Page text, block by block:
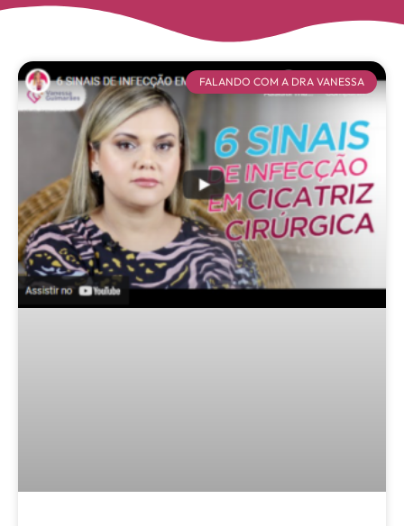
FALANDO COM A DRA VANESSA